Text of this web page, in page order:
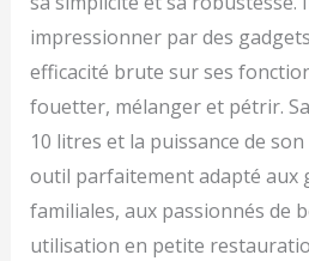
impressionner par des
efficacité brute sur ses
fouetter, mélanger et pétrir.
10 litres et la puissance de
outil parfaitement adapté aux
familiales, aux passionnés de
utilisation en petite